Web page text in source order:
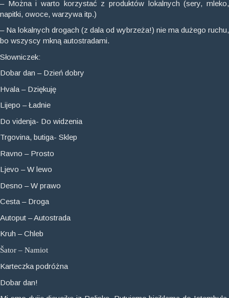
– Można i warto korzystać z produktów lokalnych (sery, mleko,
napitki, owoce, warzywa itp.)
– Na lokalnych drogach (z dala od wybrzeża!) nie ma dużego ruchu,
bo wszyscy mkną autostradami.
Słowniczek:
Dobar dan – Dzień dobry
Hvala – Dziękuję
Lijepo – Ładnie
Do videnja- Do widzenia
Trgovina, butiga- Sklep
Ravno – Prosto
Ljevo – W lewo
Desno – W prawo
Cesta – Droga
Autoput – Autostrada
Kruh – Chleb
Šator – Namiot
Karteczka podróżna
Dobar dan!